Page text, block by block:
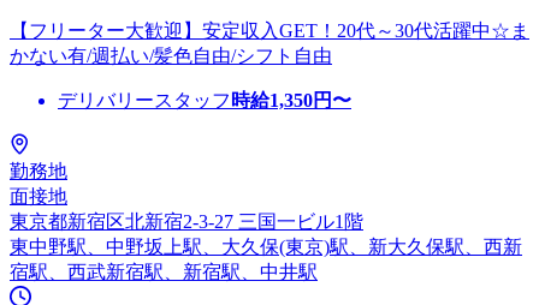
【フリーター大歓迎】安定収入GET！20代～30代活躍中☆ま
かない有/週払い/髪色自由/シフト自由
デリバリースタッフ 時給1,350円〜
勤務地
面接地
東京都新宿区北新宿2-3-27 三国一ビル1階
東中野駅、中野坂上駅、大久保(東京)駅、新大久保駅、西新
宿駅、西武新宿駅、新宿駅、中井駅